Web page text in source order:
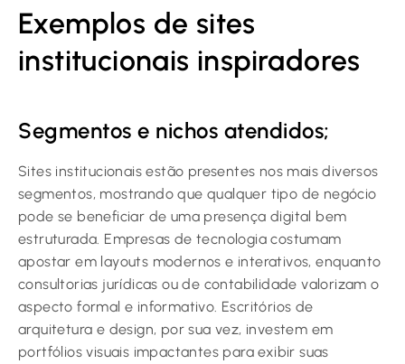
Exemplos de sites
institucionais inspiradores
Segmentos e nichos atendidos;
Sites institucionais estão presentes nos mais diversos
segmentos, mostrando que qualquer tipo de negócio
pode se beneficiar de uma presença digital bem
estruturada. Empresas de tecnologia costumam
apostar em layouts modernos e interativos, enquanto
consultorias jurídicas ou de contabilidade valorizam o
aspecto formal e informativo. Escritórios de
arquitetura e design, por sua vez, investem em
portfólios visuais impactantes para exibir suas